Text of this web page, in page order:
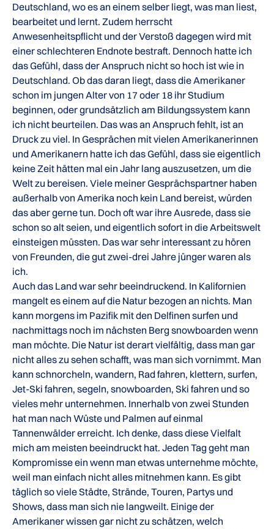
Deutschland, wo es an einem selber liegt, was man liest,
bearbeitet und lernt. Zudem herrscht
Anwesenheitspflicht und der Verstoß dagegen wird mit
einer schlechteren Endnote bestraft. Dennoch hatte ich
das Gefühl, dass der Anspruch nicht so hoch ist wie in
Deutschland. Ob das daran liegt, dass die Amerikaner
schon im jungen Alter von 17 oder 18 ihr Studium
beginnen, oder grundsätzlich am Bildungssystem kann
ich nicht beurteilen. Das was an Anspruch fehlt, ist an
Druck zu viel. In Gesprächen mit vielen Amerikanerinnen
und Amerikanern hatte ich das Gefühl, dass sie eigentlich
keine Zeit hätten mal ein Jahr lang auszusetzen, um die
Welt zu bereisen. Viele meiner Gesprächspartner haben
außerhalb von Amerika noch kein Land bereist, würden
das aber gerne tun. Doch oft war ihre Ausrede, dass sie
schon so alt seien, und eigentlich sofort in die Arbeitswelt
einsteigen müssten. Das war sehr interessant zu hören
von Freunden, die gut zwei-drei Jahre jünger waren als
ich.
Auch das Land war sehr beeindruckend. In Kalifornien
mangelt es einem auf die Natur bezogen an nichts. Man
kann morgens im Pazifik mit den Delfinen surfen und
nachmittags noch im nächsten Berg snowboarden wenn
man möchte. Die Natur ist derart vielfältig, dass man gar
nicht alles zu sehen schafft, was man sich vornimmt. Man
kann schnorcheln, wandern, Rad fahren, klettern, surfen,
Jet-Ski fahren, segeln, snowboarden, Ski fahren und so
vieles mehr unternehmen. Innerhalb von zwei Stunden
hat man nach Wüste und Palmen auf einmal
Tannenwälder erreicht. Ich denke, dass diese Vielfalt
mich am meisten beeindruckt hat. Jeden Tag geht man
Kompromisse ein wenn man etwas unternehme möchte,
weil man einfach nicht alles mitnehmen kann. Es gibt
täglich so viele Städte, Strände, Touren, Partys und
Shows, dass man sich nie langweilt. Einige der
Amerikaner wissen gar nicht zu schätzen, welch